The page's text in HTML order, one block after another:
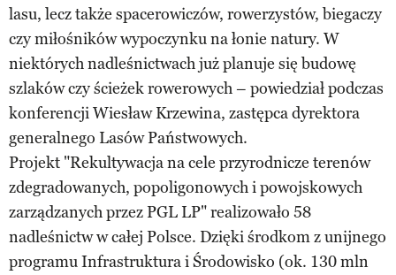
lasu, lecz także spacerowiczów, rowerzystów, biegaczy
czy miłośników wypoczynku na łonie natury. W
niektórych nadleśnictwach już planuje się budowę
szlaków czy ścieżek rowerowych – powiedział podczas
konferencji Wiesław Krzewina, zastępca dyrektora
generalnego Lasów Państwowych.
Projekt "Rekultywacja na cele przyrodnicze terenów
zdegradowanych, popoligonowych i powojskowych
zarządzanych przez PGL LP" realizowało 58
nadleśnictw w całej Polsce. Dzięki środkom z unijnego
programu Infrastruktura i Środowisko (ok. 130 mln